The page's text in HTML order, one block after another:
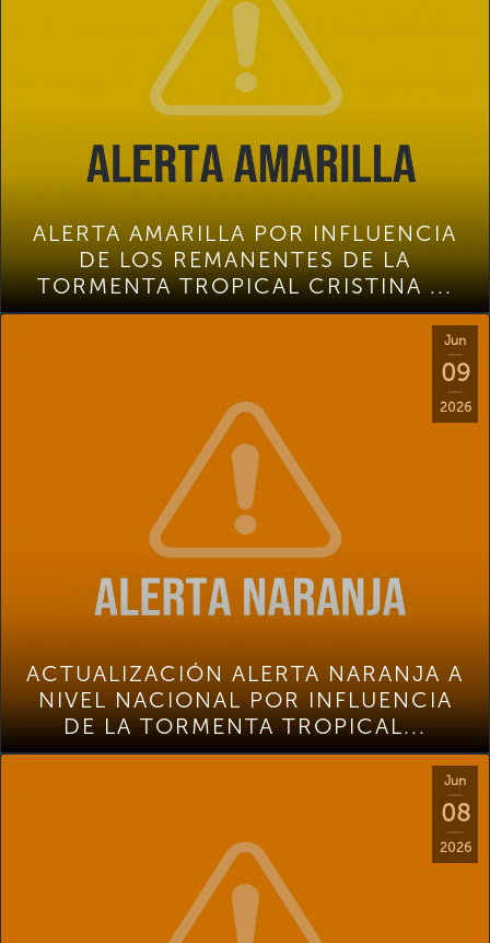
ALERTA AMARILLA POR INFLUENCIA
DE LOS REMANENTES DE LA
TORMENTA TROPICAL CRISTINA ...
Jun
09
2026
ACTUALIZACIÓN ALERTA NARANJA A
NIVEL NACIONAL POR INFLUENCIA
DE LA TORMENTA TROPICAL...
Jun
08
2026